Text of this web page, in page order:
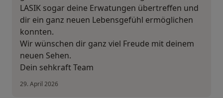
LASIK sogar deine Erwatungen übertreffen und
dir ein ganz neuen Lebensgefühl ermöglichen
konnten.
Wir wünschen dir ganz viel Freude mit deinem
neuen Sehen.
Dein sehkraft Team
29. April 2026